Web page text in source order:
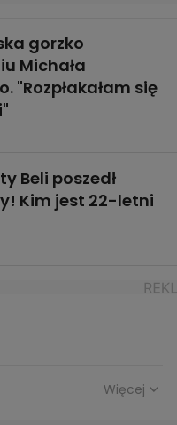
gorzko
Michała
"Rozpłakałam się
Beli poszedł
Kim jest 22-letni
Więcej